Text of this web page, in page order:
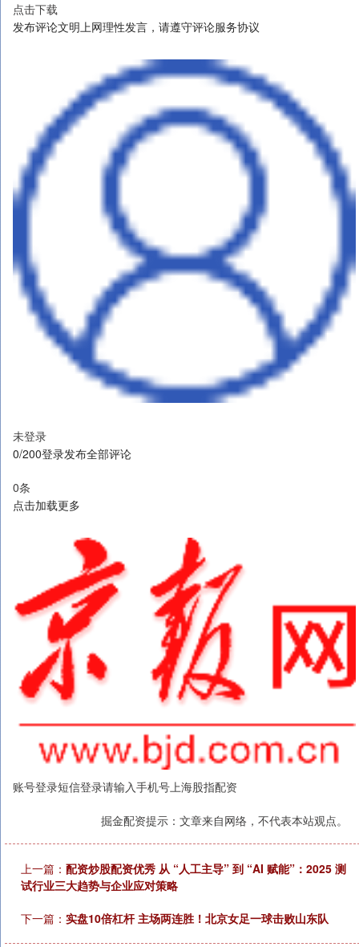
点击下载
发布评论文明上网理性发言，请遵守评论服务协议
未登录
0/200登录发布全部评论
0条
点击加载更多
账号登录短信登录请输入手机号上海股指配资
掘金配资提示：文章来自网络，不代表本站观点。
上一篇： 配资炒股配资优秀 从 “人工主导” 到 “AI 赋能”：2025 测
试行业三大趋势与企业应对策略
下一篇： 实盘10倍杠杆 主场两连胜！北京女足一球击败山东队